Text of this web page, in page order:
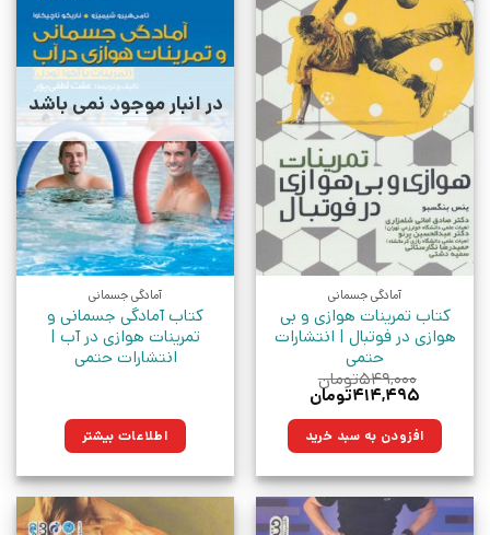
آمادگی جسمانی
کتاب تمرینات هوازی و بی
هوازی در فوتبال | انتشارات
حتمی
۵۴۹,۰۰۰تومان
قیمت
۵۴۹,۰۰۰تومان
بود.
۴۱۴,۴۹۵تومان
۴۱۴,۴۹۵تومان.افزودن به سبد خرید
در انبار موجود نمی باشد
آمادگی جسمانی
کتاب آمادگی جسمانی و
تمرینات هوازی در آب |
انتشارات حتمی
اطلاعات بیشتر